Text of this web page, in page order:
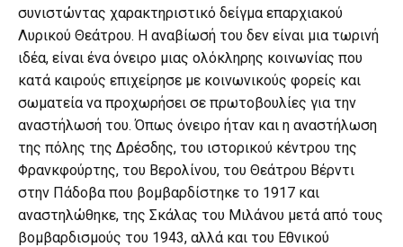
συνιστώντας χαρακτηριστικό δείγμα επαρχιακού
Λυρικού Θεάτρου. Η αναβίωσή του δεν είναι μια τωρινή
ιδέα, είναι ένα όνειρο μιας ολόκληρης κοινωνίας που
κατά καιρούς επιχείρησε με κοινωνικούς φορείς και
σωματεία να προχωρήσει σε πρωτοβουλίες για την
αναστήλωσή του. Όπως όνειρο ήταν και η αναστήλωση
της πόλης της Δρέσδης, του ιστορικού κέντρου της
Φρανκφούρτης, του Βερολίνου, του Θεάτρου Βέρντι
στην Πάδοβα που βομβαρδίστηκε το 1917 και
αναστηλώθηκε, της Σκάλας του Μιλάνου μετά από τους
βομβαρδισμούς του 1943, αλλά και του Εθνικού